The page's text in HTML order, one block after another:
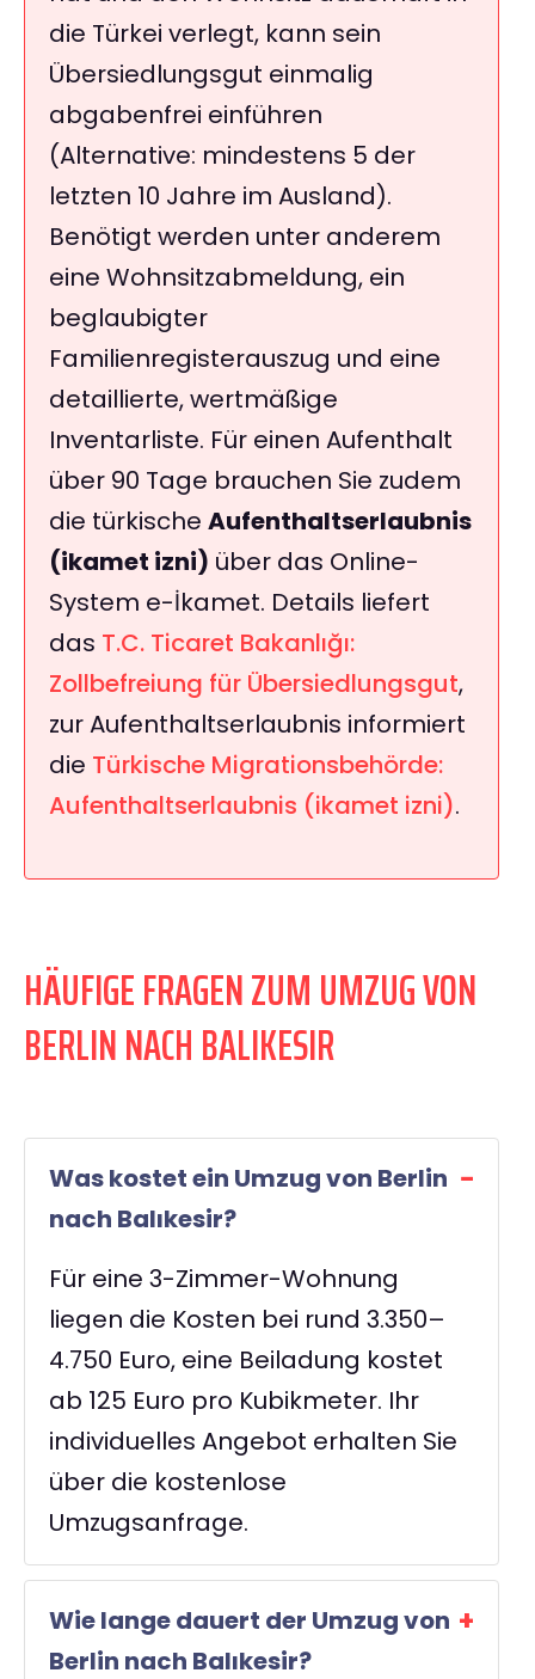
die Türkei verlegt, kann sein
Übersiedlungsgut einmalig
abgabenfrei einführen
(Alternative: mindestens 5 der
letzten 10 Jahre im Ausland).
Benötigt werden unter anderem
eine Wohnsitzabmeldung, ein
beglaubigter
Familienregisterauszug und eine
detaillierte, wertmäßige
Inventarliste. Für einen Aufenthalt
über 90 Tage brauchen Sie zudem
die türkische Aufenthaltserlaubnis
(ikamet izni) über das Online-
System e-İkamet. Details liefert
das T.C. Ticaret Bakanlığı:
Zollbefreiung für Übersiedlungsgut,
zur Aufenthaltserlaubnis informiert
die Türkische Migrationsbehörde:
Aufenthaltserlaubnis (ikamet izni).
HÄUFIGE FRAGEN ZUM UMZUG VON
BERLIN NACH BALIKESIR
Was kostet ein Umzug von Berlin
nach Balıkesir?
Für eine 3-Zimmer-Wohnung
liegen die Kosten bei rund 3.350–
4.750 Euro, eine Beiladung kostet
ab 125 Euro pro Kubikmeter. Ihr
individuelles Angebot erhalten Sie
über die kostenlose
Umzugsanfrage.
Wie lange dauert der Umzug von
Berlin nach Balıkesir?